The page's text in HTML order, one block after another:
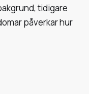
tidigare
påverkar hur